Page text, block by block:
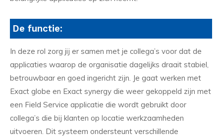
De functie:
In deze rol zorg jij er samen met je collega’s voor dat de
applicaties waarop de organisatie dagelijks draait stabiel,
betrouwbaar en goed ingericht zijn. Je gaat werken met
Exact globe en Exact synergy die weer gekoppeld zijn met
een Field Service applicatie die wordt gebruikt door
collega’s die bij klanten op locatie werkzaamheden
uitvoeren. Dit systeem ondersteunt verschillende